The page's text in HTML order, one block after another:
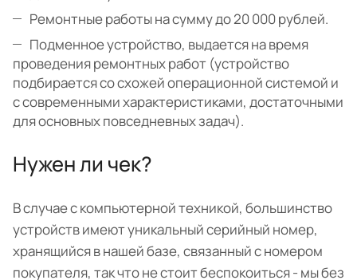
Ремонтные работы на сумму до 20 000 рублей.
Подменное устройство, выдается на время
проведения ремонтных работ (устройство
подбирается со схожей операционной системой и
с современными характеристиками, достаточными
для основных повседневных задач).
Нужен ли чек?
В случае с компьютерной техникой, большинство
устройств имеют уникальный серийный номер,
хранящийся в нашей базе, связанный с номером
покупателя, так что не стоит беспокоиться - мы без